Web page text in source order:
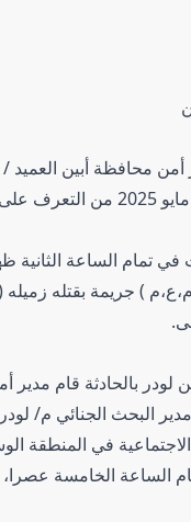
محافظة أبين العميد
تمام الساعة الثانية
) جريمة بقتله
لودر بالحادثة قام
البحث الجنائي م/
في المنطقة
الخامسة عصرا،